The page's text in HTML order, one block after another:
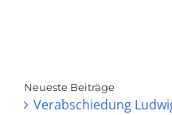
Neueste Beiträge
Verabschiedung